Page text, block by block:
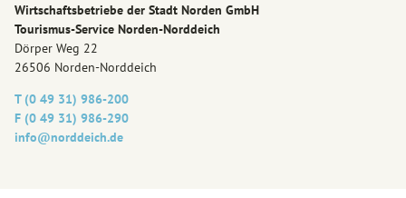
Wirtschaftsbetriebe der Stadt Norden GmbH
Tourismus-Service Norden-Norddeich
Dörper Weg 22
26506 Norden-Norddeich
T (0 49 31) 986-200
F (0 49 31) 986-290
info@‎norddeich.de